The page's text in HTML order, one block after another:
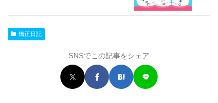
矯正日記
SNSでこの記事をシェア